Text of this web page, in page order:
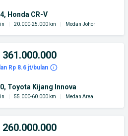
Honda CR-V
20.000-25.000 km Medan Johor
361.000.000
Rp 8.6 jt/bulan
Toyota Kijang Innova
55.000-60.000 km Medan Area
260.000.000